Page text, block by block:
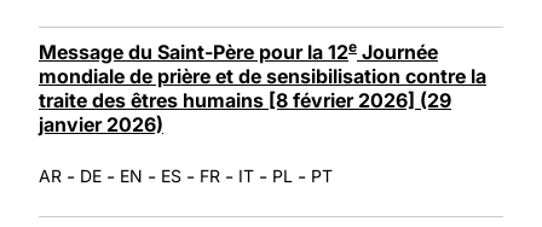
Message du Saint-Père pour la 12e Journée
mondiale de prière et de sensibilisation contre la
traite des êtres humains [8 février 2026] (29
janvier 2026)
AR - DE - EN - ES - FR - IT - PL - PT